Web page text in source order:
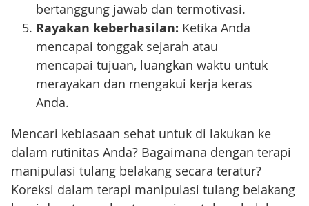
bertanggung jawab dan termotivasi.
Rayakan keberhasilan: Ketika Anda
mencapai tonggak sejarah atau
mencapai tujuan, luangkan waktu untuk
merayakan dan mengakui kerja keras
Anda.
Mencari kebiasaan sehat untuk di lakukan ke
dalam rutinitas Anda? Bagaimana dengan terapi
manipulasi tulang belakang secara teratur?
Koreksi dalam terapi manipulasi tulang belakang